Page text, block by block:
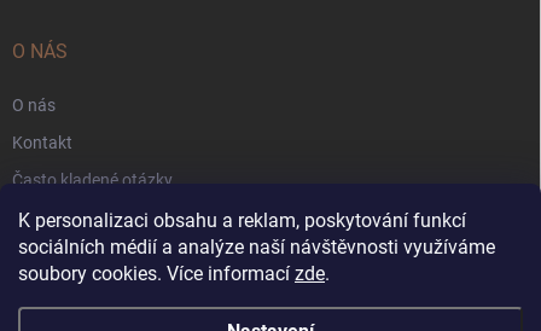
K personalizaci obsahu a reklam, poskytování funkcí
sociálních médií a analýze naší návštěvnosti využíváme
soubory cookies. Více informací zde.
O NÁS
O nás
Kontakt
Často kladené otázky
Záruka
Obchodní podmínky